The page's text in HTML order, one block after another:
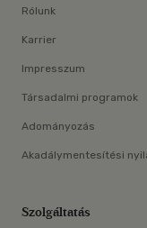
Rólunk
Karrier
Impresszum
Társadalmi programok
Adományozás
Akadálymentesítési
Szolgáltatás